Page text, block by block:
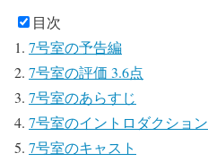
目次
7号室の予告編
7号室の評価 3.6点
7号室のあらすじ
7号室のイントロダクション
7号室のキャスト